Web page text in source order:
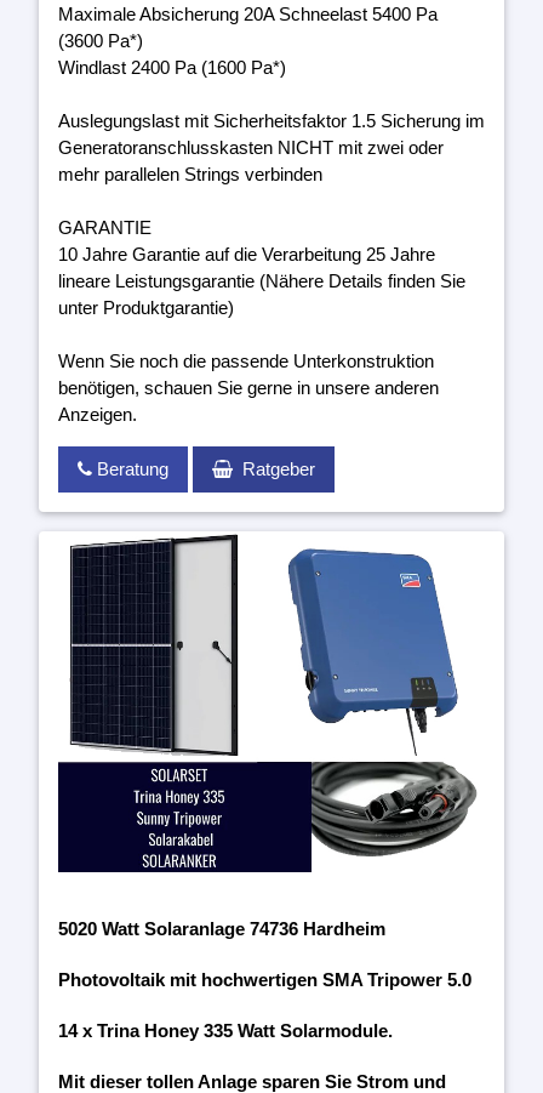
Maximale Absicherung 20A Schneelast 5400 Pa
(3600 Pa*)
Windlast 2400 Pa (1600 Pa*)
Auslegungslast mit Sicherheitsfaktor 1.5 Sicherung im
Generatoranschlusskasten NICHT mit zwei oder
mehr parallelen Strings verbinden
GARANTIE
10 Jahre Garantie auf die Verarbeitung 25 Jahre
lineare Leistungsgarantie (Nähere Details finden Sie
unter Produktgarantie)
Wenn Sie noch die passende Unterkonstruktion
benötigen, schauen Sie gerne in unsere anderen
Anzeigen.
Beratung Ratgeber
5020 Watt Solaranlage 74736 Hardheim
Photovoltaik mit hochwertigen SMA Tripower 5.0
14 x Trina Honey 335 Watt Solarmodule.
Mit dieser tollen Anlage sparen Sie Strom und